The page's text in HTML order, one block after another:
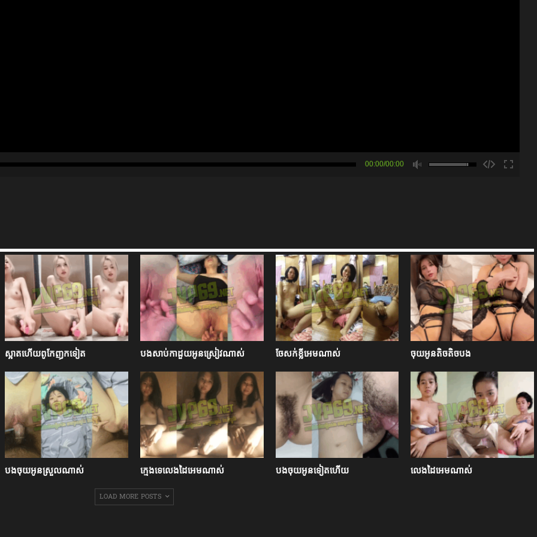
00:00/00:00
ស្អាតហើយពូកែញុកទៀត បងសាប់កាដួយអូនស្រៀវណាស់ ចែសក់ខ្លីអេមណាស់ ចុយអូនតិចតិចបង
បងចុយអូនស្រួលណាស់ ក្មេងទេលេងដៃអេមណាស់ បងចុយអូនទៀតហើយ លេងដៃអេមណាស់
LOAD MORE POSTS